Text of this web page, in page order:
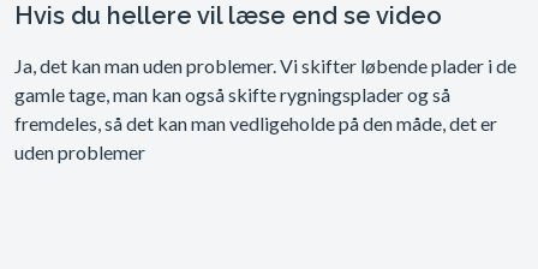
Hvis du hellere vil læse end se video
Ja, det kan man uden problemer. Vi skifter løbende plader i de
gamle tage, man kan også skifte rygningsplader og så
fremdeles, så det kan man vedligeholde på den måde, det er
uden problemer